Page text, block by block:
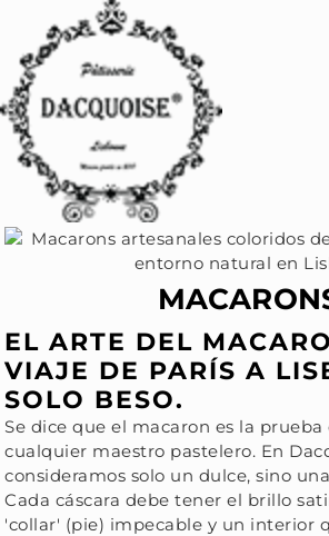
EL ARTE DEL
VIAJE DE PARÍS A
SOLO BESO.
Se dice que el macaron es la
cualquier maestro pastelero. En
consideramos solo un dulce, sino
Cada cáscara debe tener el brillo
'collar' (pie) impecable y un interior